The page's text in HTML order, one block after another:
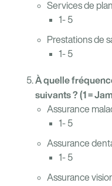
Services de
1- 5
Prestations de
1- 5
À quelle
suivants ? (1 =
Assurance
1- 5
Assurance
1- 5
Assurance